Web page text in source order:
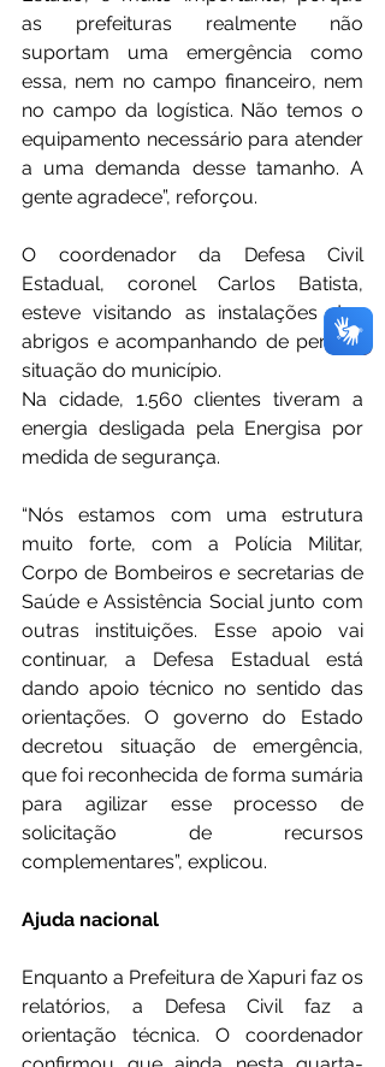
as prefeituras realmente não
suportam uma emergência como
essa, nem no campo financeiro, nem
no campo da logística. Não temos o
equipamento necessário para atender
a uma demanda desse tamanho. A
gente agradece”, reforçou.
O coordenador da Defesa Civil
Estadual, coronel Carlos Batista,
esteve visitando as instalações dos
abrigos e acompanhando de perto a
situação do município.
Na cidade, 1.560 clientes tiveram a
energia desligada pela Energisa por
medida de segurança.
“Nós estamos com uma estrutura
muito forte, com a Polícia Militar,
Corpo de Bombeiros e secretarias de
Saúde e Assistência Social junto com
outras instituições. Esse apoio vai
continuar, a Defesa Estadual está
dando apoio técnico no sentido das
orientações. O governo do Estado
decretou situação de emergência,
que foi reconhecida de forma sumária
para agilizar esse processo de
solicitação de recursos
complementares”, explicou.
Ajuda nacional
Enquanto a Prefeitura de Xapuri faz os
relatórios, a Defesa Civil faz a
orientação técnica. O coordenador